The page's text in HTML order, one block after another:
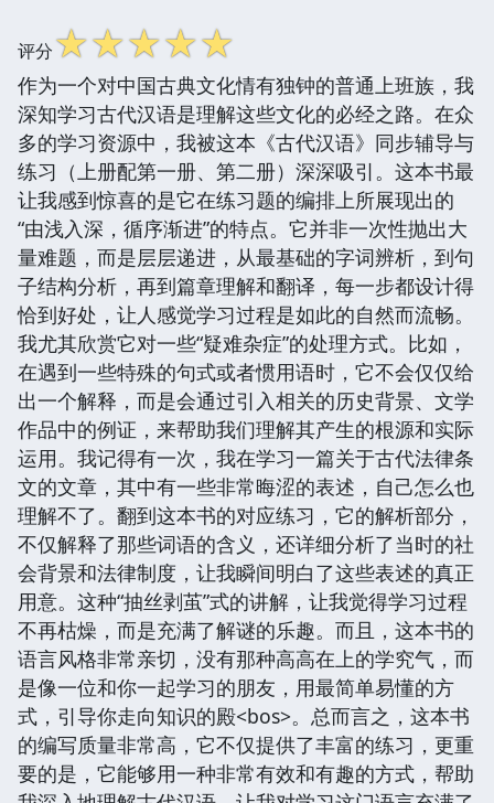
评分☆☆☆☆☆
作为一个对中国古典文化情有独钟的普通上班族，我
深知学习古代汉语是理解这些文化的必经之路。在众
多的学习资源中，我被这本《古代汉语》同步辅导与
练习（上册配第一册、第二册）深深吸引。这本书最
让我感到惊喜的是它在练习题的编排上所展现出的
“由浅入深，循序渐进”的特点。它并非一次性抛出大
量难题，而是层层递进，从最基础的字词辨析，到句
子结构分析，再到篇章理解和翻译，每一步都设计得
恰到好处，让人感觉学习过程是如此的自然而流畅。
我尤其欣赏它对一些“疑难杂症”的处理方式。比如，
在遇到一些特殊的句式或者惯用语时，它不会仅仅给
出一个解释，而是会通过引入相关的历史背景、文学
作品中的例证，来帮助我们理解其产生的根源和实际
运用。我记得有一次，我在学习一篇关于古代法律条
文的文章，其中有一些非常晦涩的表述，自己怎么也
理解不了。翻到这本书的对应练习，它的解析部分，
不仅解释了那些词语的含义，还详细分析了当时的社
会背景和法律制度，让我瞬间明白了这些表述的真正
用意。这种“抽丝剥茧”式的讲解，让我觉得学习过程
不再枯燥，而是充满了解谜的乐趣。而且，这本书的
语言风格非常亲切，没有那种高高在上的学究气，而
是像一位和你一起学习的朋友，用最简单易懂的方
式，引导你走向知识的殿<bos>。总而言之，这本书
的编写质量非常高，它不仅提供了丰富的练习，更重
要的是，它能够用一种非常有效和有趣的方式，帮助